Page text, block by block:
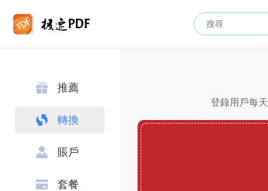
推薦
轉換
賬戶
套餐
登錄用戶每